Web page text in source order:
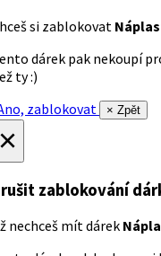
si zablokovat
dárek pak nekoupí
ty :)
zablokovat
× Zpět
zablokování
nechceš mít dárek